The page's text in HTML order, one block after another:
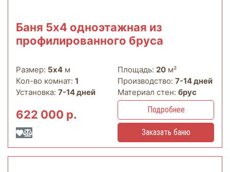
Баня 5х4 одноэтажная из
профилированного бруса
Размер: 5х4 м Площадь: 20 м²
Кол-во комнат: 1 Производство: 7-14 дней
Установка: 7-14 дней Материал стен: брус
622 000 р. Подробнее
Заказать баню